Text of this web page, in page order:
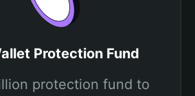
Protection Fund
protection fund to